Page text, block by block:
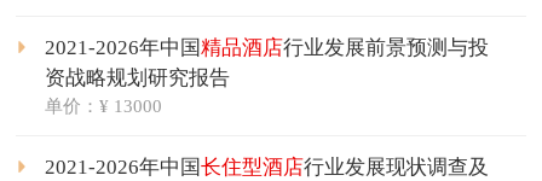
2021-2026年中国精品酒店行业发展前景预测与投
资战略规划研究报告
单价：¥ 13000
2021-2026年中国长住型酒店行业发展现状调查及